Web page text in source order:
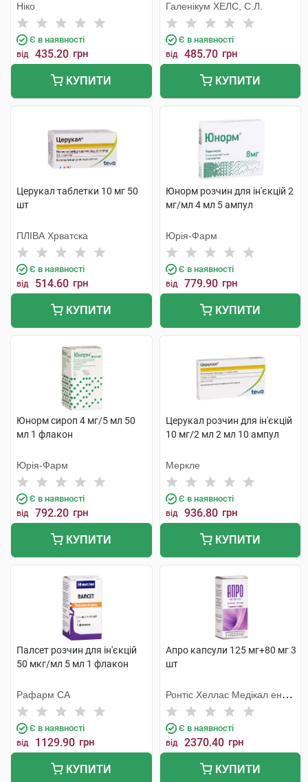
Ніко
Є в наявності
від 435.20 грн
КУПИТИ
Галенікум ХЕЛС, С.Л.
Є в наявності
від 485.70 грн
КУПИТИ
Церукал таблетки 10 мг 50
шт
ПЛІВА Хрватска
Є в наявності
від 514.60 грн
КУПИТИ
Юнорм розчин для ін'єкцій 2
мг/мл 4 мл 5 ампул
Юрія-Фарм
Є в наявності
від 779.90 грн
КУПИТИ
Юнорм сироп 4 мг/5 мл 50
мл 1 флакон
Юрія-Фарм
Є в наявності
від 792.20 грн
КУПИТИ
Церукал розчин для ін'єкцій
10 мг/2 мл 2 мл 10 ампул
Меркле
Є в наявності
від 936.80 грн
КУПИТИ
Палсет розчин для ін'єкцій
50 мкг/мл 5 мл 1 флакон
Рафарм СА
Є в наявності
від 1129.90 грн
КУПИТИ
Апро капсули 125 мг+80 мг 3
шт
Ронтіс Хеллас Медікал енд
Фармасьютікал Продактс
С.А.
Є в наявності
від 2370.40 грн
КУПИТИ